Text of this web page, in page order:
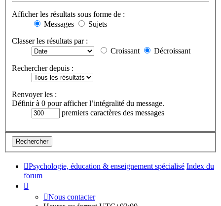
Afficher les résultats sous forme de :
Messages
Sujets
Classer les résultats par :
Croissant
Décroissant
Rechercher depuis :
Renvoyer les :
Définir à 0 pour afficher l’intégralité du message.
premiers caractères des messages
Psychologie, éducation & enseignement spécialisé Index du
forum
Nous contacter